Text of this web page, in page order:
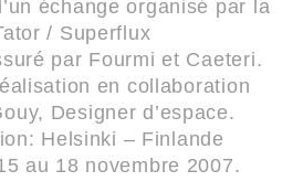
échange organisé par la
/ Superflux
par Fourmi et Caeteri.
en collaboration
Designer d’espace.
Helsinki – Finlande
au 18 novembre 2007.